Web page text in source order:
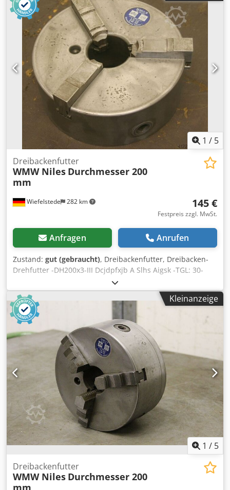
1 / 5
Wiefelstede 282 km
Dreibackenfutter
WMW Niles Durchmesser 200
mm
145 €
Festpreis zzgl. MwSt.
Anfragen Anrufen
Zustand: gut (gebraucht), Dreibackenfutter, Dreibacken-
Drehfutter -DH200x3-III Dcjdpfxjb A Slhs Aigsk -TGL: 30-
2332 -Futtergröße: Ø 200 mm -Rezess: Ø 155 mm -
Lochkreis: Ø 174 mm -Durchgangsbohrung: Ø 57 mm -
Gewicht: 12 kg
Kleinanzeige
1 / 5
Dreibackenfutter
WMW Niles Durchmesser 200
mm